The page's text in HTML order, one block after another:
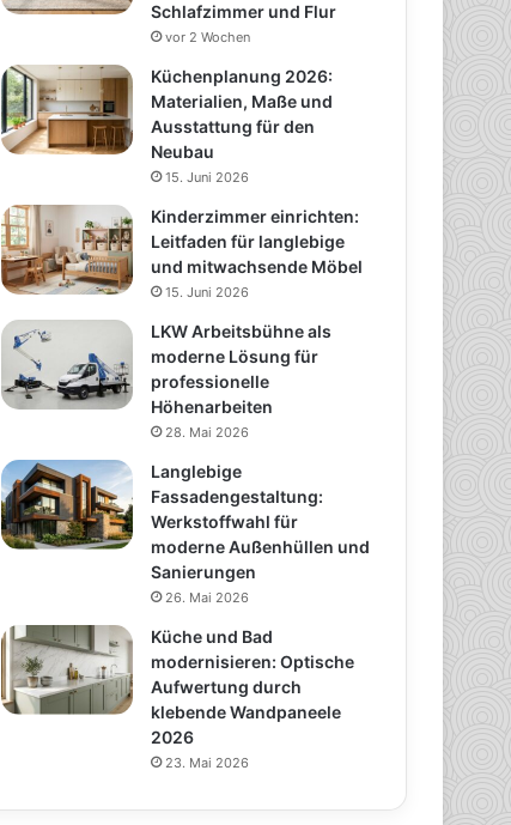
Schlafzimmer und Flur
vor 2 Wochen
Küchenplanung 2026:
Materialien, Maße und
Ausstattung für den
Neubau
15. Juni 2026
Kinderzimmer einrichten:
Leitfaden für langlebige
und mitwachsende Möbel
15. Juni 2026
LKW Arbeitsbühne als
moderne Lösung für
professionelle
Höhenarbeiten
28. Mai 2026
Langlebige
Fassadengestaltung:
Werkstoffwahl für
moderne Außenhüllen und
Sanierungen
26. Mai 2026
Küche und Bad
modernisieren: Optische
Aufwertung durch
klebende Wandpaneele
2026
23. Mai 2026